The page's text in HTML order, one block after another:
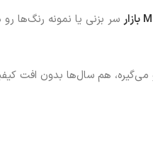
سر بزنی یا نمونه رنگ‌ها رو
هم سال‌ها بدون افت